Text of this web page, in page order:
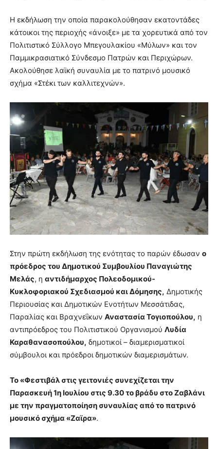
Η εκδήλωση την οποία παρακολούθησαν εκατοντάδες
κάτοικοι της περιοχής «άνοιξε» με τα χορευτικά από τον
Πολιτιστικό Σύλλογο Μπεγουλακίου «Μύλων» και τον
Παμμικρασιατικό Σύνδεσμο Πατρών και Περιχώρων.
Ακολούθησε λαϊκή συναυλία με το πατρινό μουσικό
σχήμα «Στέκι των καλλιτεχνών».
Στην πρώτη εκδήλωση της ενότητας το παρών έδωσαν ο
πρόεδρος του Δημοτικού Συμβουλίου Παναγιώτης
Μελάς, η αντιδήμαρχος Πολεοδομικού-
Κυκλοφοριακού Σχεδιασμού και Δόμησης, Δημοτικής
Περιουσίας και Δημοτικών Ενοτήτων Μεσσάτιδας,
Παραλίας και Βραχνεΐκων Αναστασία Τογιοπούλου, η
αντιπρόεδρος του Πολιτιστικού Οργανισμού Λυδία
Καραθανασοπούλου, δημοτικοί – διαμερισματικοί
σύμβουλοι και πρόεδροι δημοτικών διαμερισμάτων.
Το «Φεστιβάλ στις γειτονιές συνεχίζεται την
Παρασκευή 1η Ιουλίου στις 9.30 το βράδυ στο Ζαβλάνι
με την πραγματοποίηση συναυλίας από το πατρινό
μουσικό σχήμα «Ζαϊρα».